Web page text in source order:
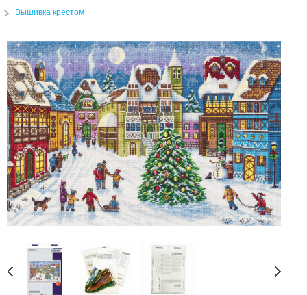
Вышивка крестом